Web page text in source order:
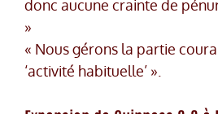
donc aucune crainte de
»
« Nous gérons la partie
‘activité habituelle’ ».